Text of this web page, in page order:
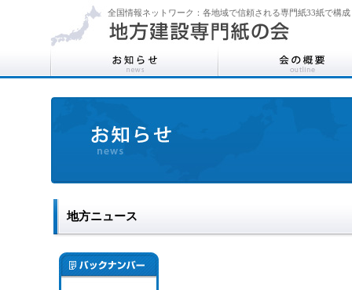
全国情報ネットワーク：各地域で信頼される専門紙33紙で構成
地方ニュース